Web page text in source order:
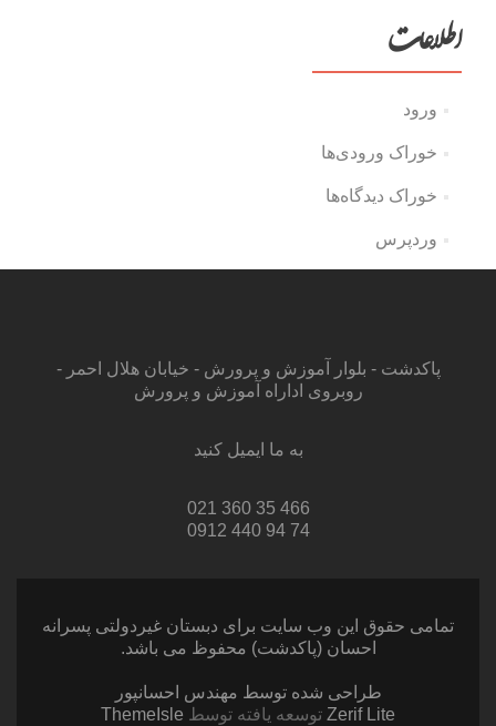
اطلاعات
ورود
خوراک ورودی‌ها
خوراک دیدگاه‌ها
وردپرس
پاکدشت - بلوار آموزش و پرورش - خیابان هلال احمر -
روبروی اداراه آموزش و پرورش
به ما ایمیل کنید
466 35 360 021
74 94 440 0912
تمامی حقوق این وب سایت برای دبستان غیردولتی پسرانه
احسان (پاکدشت) محفوظ می باشد.
طراحی شده توسط مهندس احسانپور
Zerif Lite توسعه یافته توسط ThemeIsle